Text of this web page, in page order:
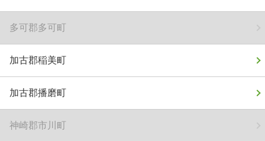
多可郡多可町
加古郡稲美町
加古郡播磨町
神崎郡市川町